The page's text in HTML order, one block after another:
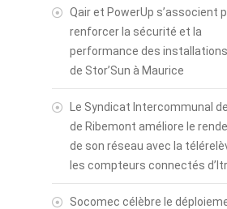
Qair et PowerUp s’associent
renforcer la sécurité et la
performance des installations
de Stor’Sun à Maurice
Le Syndicat Intercommunal
de Ribemont améliore le
de son réseau avec la
les compteurs connectés
Socomec célèbre le